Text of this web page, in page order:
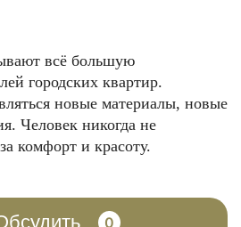
всё большую
городских квартир.
новые материалы, новые
Человек никогда не
комфорт и красоту.
0